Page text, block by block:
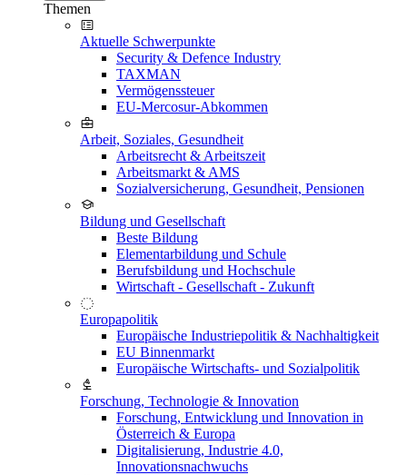
Themen
Aktuelle Schwerpunkte
Security & Defence Industry
TAXMAN
Vermögenssteuer
EU-Mercosur-Abkommen
Arbeit, Soziales, Gesundheit
Arbeitsrecht & Arbeitszeit
Arbeitsmarkt & AMS
Sozialversicherung, Gesundheit, Pensionen
Bildung und Gesellschaft
Beste Bildung
Elementarbildung und Schule
Berufsbildung und Hochschule
Wirtschaft - Gesellschaft - Zukunft
Europapolitik
Europäische Industriepolitik & Nachhaltigkeit
EU Binnenmarkt
Europäische Wirtschafts- und Sozialpolitik
Forschung, Technologie & Innovation
Forschung, Entwicklung und Innovation in
Österreich & Europa
Digitalisierung, Industrie 4.0,
Innovationsnachwuchs